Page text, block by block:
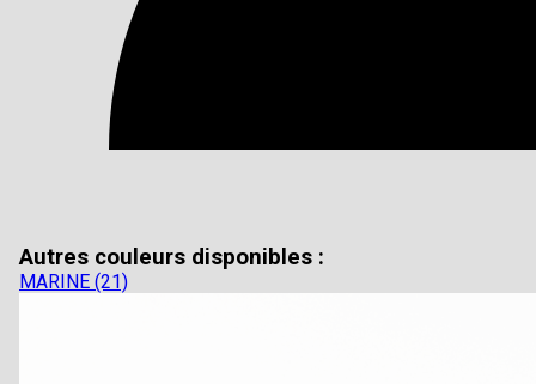
Autres couleurs disponibles :
MARINE (21)